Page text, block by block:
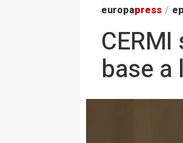
europapress / ep
base a